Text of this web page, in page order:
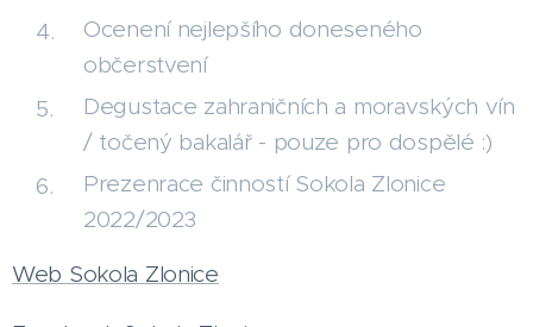
Ocenení nejlepšího doneseného
občerstvení
Degustace zahraničních a moravských vín
/ točený bakalář - pouze pro dospělé :)
Prezenrace činností Sokola Zlonice
2022/2023
Web Sokola Zlonice